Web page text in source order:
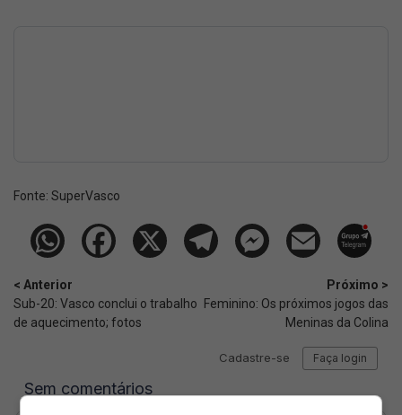
Fonte: SuperVasco‎‎‎‎‎‎
< Anterior
Sub-20: Vasco conclui o trabalho
de aquecimento; fotos
Próximo >
Feminino: Os próximos jogos das
Meninas da Colina